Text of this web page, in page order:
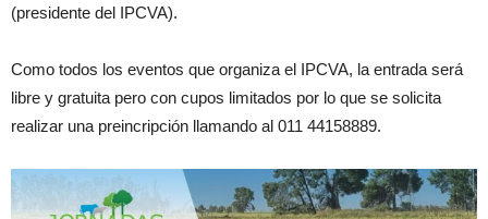
(presidente del IPCVA).
Como todos los eventos que organiza el IPCVA, la entrada será
libre y gratuita pero con cupos limitados por lo que se solicita
realizar una preincripción llamando al 011 44158889.